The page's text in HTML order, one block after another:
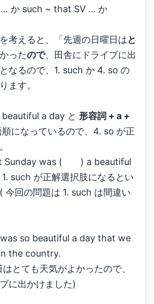
か such ~ that SV … か
考えると、「先週の日曜日はと
ったので、田舎にドライブに出
なるので、1. such か 4. so の
ます。
a day と 形容詞 + a +
順になっているので、4. so が正
Sunday was ( ) a beautiful
such が正解選択肢になるとい
今回の問題は 1. such は間違い
so beautiful a day that we
the country.
とても天気がよかったので、
に出かけました)